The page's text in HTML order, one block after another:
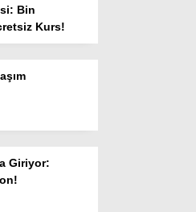
Bin
Kurs!
Giriyor: